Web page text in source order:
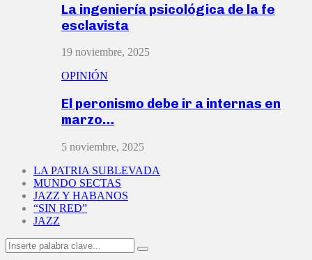
La ingeniería psicológica de la fe
esclavista
19 noviembre, 2025
OPINIÓN
El peronismo debe ir a internas en
marzo…
5 noviembre, 2025
LA PATRIA SUBLEVADA
MUNDO SECTAS
JAZZ Y HABANOS
“SIN RED”
JAZZ
Search
for:
Search